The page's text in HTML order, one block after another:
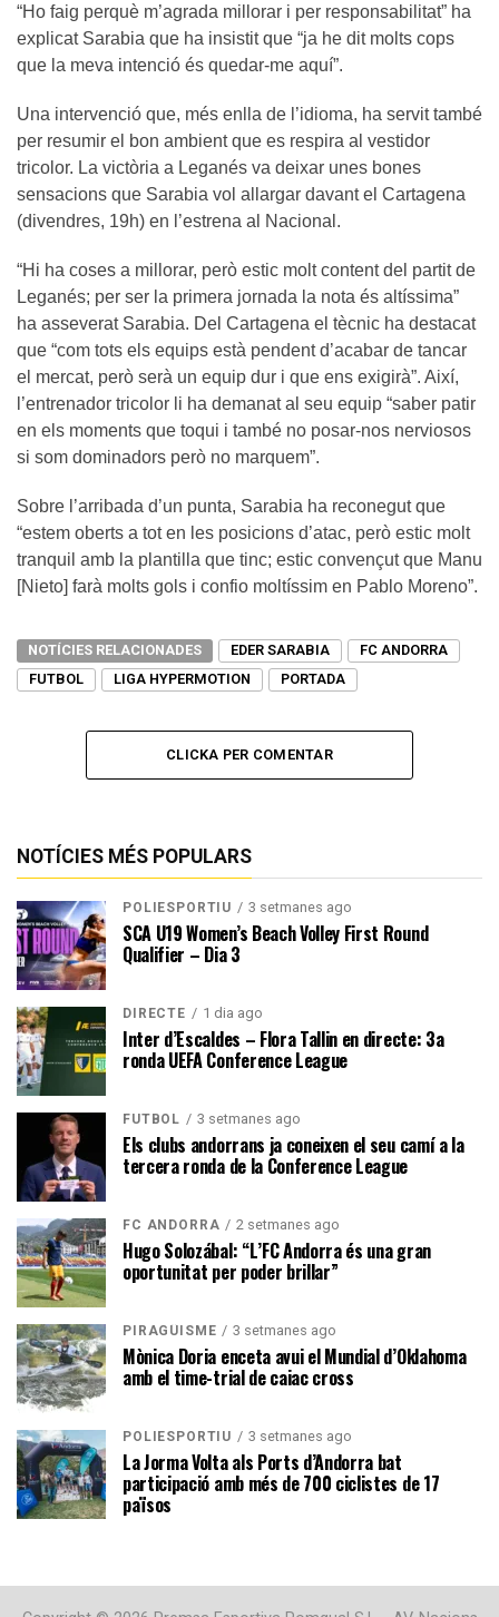
“Ho faig perquè m’agrada millorar i per responsabilitat” ha
explicat Sarabia que ha insistit que “ja he dit molts cops
que la meva intenció és quedar-me aquí”.
Una intervenció que, més enlla de l’idioma, ha servit també
per resumir el bon ambient que es respira al vestidor
tricolor. La victòria a Leganés va deixar unes bones
sensacions que Sarabia vol allargar davant el Cartagena
(divendres, 19h) en l’estrena al Nacional.
“Hi ha coses a millorar, però estic molt content del partit de
Leganés; per ser la primera jornada la nota és altíssima”
ha asseverat Sarabia. Del Cartagena el tècnic ha destacat
que “com tots els equips està pendent d’acabar de tancar
el mercat, però serà un equip dur i que ens exigirà”. Així,
l’entrenador tricolor li ha demanat al seu equip “saber patir
en els moments que toqui i també no posar-nos nerviosos
si som dominadors però no marquem”.
Sobre l’arribada d’un punta, Sarabia ha reconegut que
“estem oberts a tot en les posicions d’atac, però estic molt
tranquil amb la plantilla que tinc; estic convençut que Manu
[Nieto] farà molts gols i confio moltíssim en Pablo Moreno”.
NOTÍCIES RELACIONADES EDER SARABIA
FC ANDORRA
FUTBOL
LIGA HYPERMOTION PORTADA
CLICKA PER COMENTAR
NOTÍCIES MÉS POPULARS
POLIESPORTIU 3 setmanes ago
SCA U19 Women’s Beach Volley First Round
Qualifier – Dia 3
DIRECTE 1 dia ago
Inter d’Escaldes – Flora Tallin en directe: 3a
ronda UEFA Conference League
FUTBOL 3 setmanes ago
Els clubs andorrans ja coneixen el seu camí a la
tercera ronda de la Conference League
FC ANDORRA 2 setmanes ago
Hugo Solozábal: “L’FC Andorra és una gran
oportunitat per poder brillar”
PIRAGÜISME 3 setmanes ago
Mònica Doria enceta avui el Mundial d’Oklahoma
amb el time-trial de caiac cross
POLIESPORTIU 3 setmanes ago
La Jorma Volta als Ports d’Andorra bat
participació amb més de 700 ciclistes de 17
països